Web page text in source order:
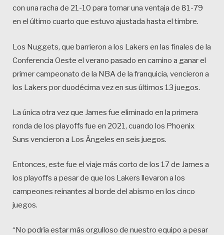
con una racha de 21-10 para tomar una ventaja de 81-79
en el último cuarto que estuvo ajustada hasta el timbre.
Los Nuggets, que barrieron a los Lakers en las finales de la
Conferencia Oeste el verano pasado en camino a ganar el
primer campeonato de la NBA de la franquicia, vencieron a
los Lakers por duodécima vez en sus últimos 13 juegos.
La única otra vez que James fue eliminado en la primera
ronda de los playoffs fue en 2021, cuando los Phoenix
Suns vencieron a Los Ángeles en seis juegos.
Entonces, este fue el viaje más corto de los 17 de James a
los playoffs a pesar de que los Lakers llevaron a los
campeones reinantes al borde del abismo en los cinco
juegos.
“No podría estar más orgulloso de nuestro equipo a pesar